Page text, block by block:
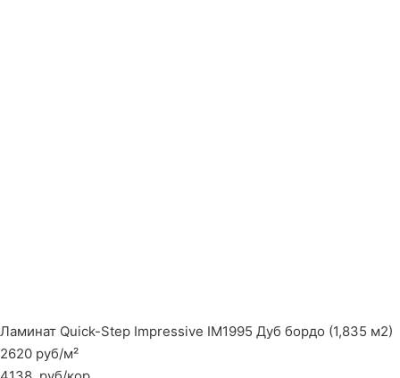
Ламинат Quick-Step Impressive IM1995 Дуб бордо (1,835 м2)
2620 руб/м²